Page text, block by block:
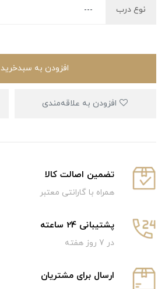
نوع درب
افزودن به سبدخرید
تضمین اصالت کالا
همراه با گارانتی معتبر
پشتیبانی 24 ساعته
در 7 روز هفته
ارسال برای مشتریان